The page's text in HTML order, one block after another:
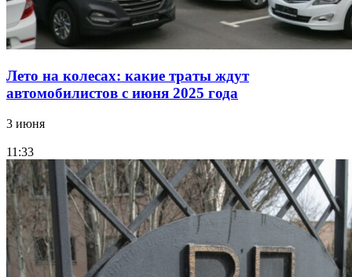
Лето на колесах: какие траты ждут
автомобилистов с июня 2025 года
3 июня
11:33